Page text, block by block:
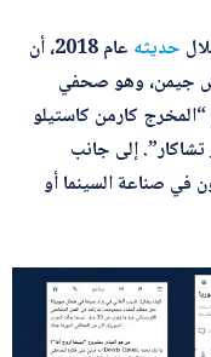
حديثه
عام 2018، أن
جيمن، وهو صحفي
كارمن كاستيلو
إلى جانب
في صناعة السينما أو